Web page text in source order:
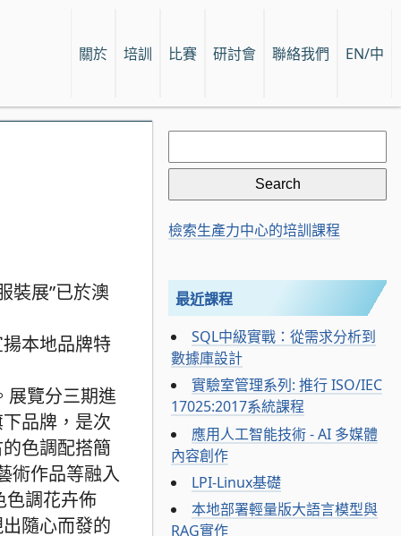
關於 培訓 比賽 研討會 聯絡我們 EN/中
裝展”已於澳
本地品牌特
展覽分三期進
品牌，是次
色調配搭簡
術作品等融入
色調花卉佈
隨心而發的
Search
for:
檢索生產力中心的培訓課程
最近課程
SQL中級實戰：從需求分析到
數據庫設計
實驗室管理系列: 推行 ISO/IEC
17025:2017系統課程
應用人工智能技術 - AI 多媒體
內容創作
LPI-Linux基礎
本地部署輕量版大語言模型與
RAG實作